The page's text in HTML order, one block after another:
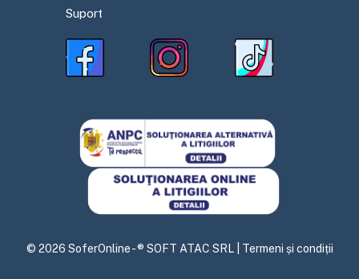
Suport
© 2026 SoferOnline - ® SOFT ATAC SRL | Termeni și condiții